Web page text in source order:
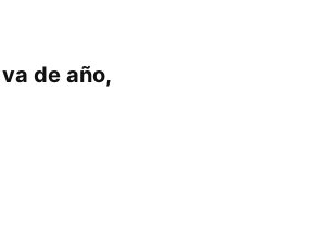
de año,